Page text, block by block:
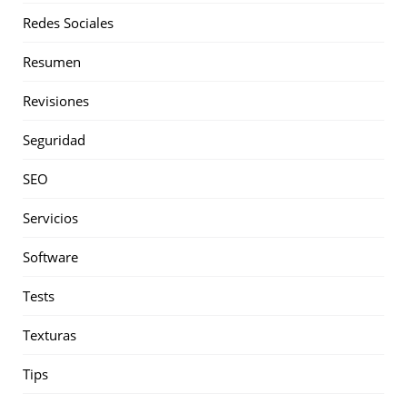
Redes Sociales
Resumen
Revisiones
Seguridad
SEO
Servicios
Software
Tests
Texturas
Tips